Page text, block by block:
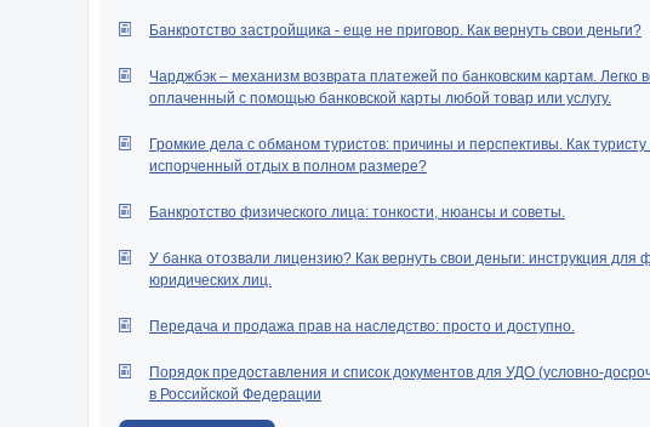
Банкротство застройщика - еще не приговор. Как вернуть свои деньги?
Чарджбэк – механизм возврата платежей по банковским картам. Легко
оплаченный с помощью банковской карты любой товар или услугу.
Громкие дела с обманом туристов: причины и перспективы. Как туристу
испорченный отдых в полном размере?
Банкротство физического лица: тонкости, нюансы и советы.
У банка отозвали лицензию? Как вернуть свои деньги: инструкция для
юридических лиц.
Передача и продажа прав на наследство: просто и доступно.
Порядок предоставления и список документов для УДО (условно-
в Российской Федерации